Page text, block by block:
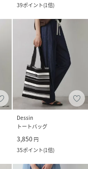
39ポイント(1倍)
Dessin
トートバッグ
3,850 円
35ポイント(1倍)